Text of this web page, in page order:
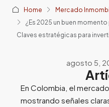
Home
Mercado
¿Es 2025 un buen
Claves estratégicas para
agosto 5,
En Colombia, el
mostrando señales